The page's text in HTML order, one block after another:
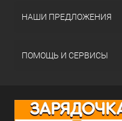
НАШИ ПРЕДЛОЖЕНИЯ
ПОМОЩЬ И СЕРВИСЫ